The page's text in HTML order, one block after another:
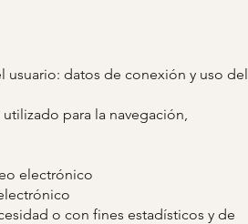
usuario: datos de conexión y uso del
para la navegación,
electrónico
o con fines estadísticos y de